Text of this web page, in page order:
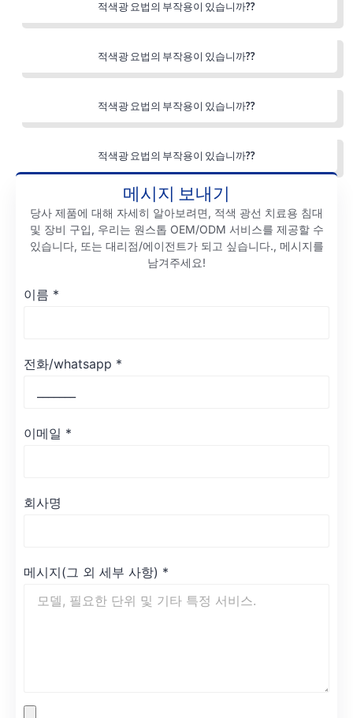
적색광 요법의 부작용이 있습니까??
적색광 요법의 부작용이 있습니까??
적색광 요법의 부작용이 있습니까??
적색광 요법의 부작용이 있습니까??
메시지 보내기
당사 제품에 대해 자세히 알아보려면, 적색 광선 치료용 침대
및 장비 구입, 우리는 원스톱 OEM/ODM 서비스를 제공할 수
있습니다, 또는 대리점/에이전트가 되고 싶습니다., 메시지를
남겨주세요!
이름 *
전화/whatsapp *
이메일 *
회사명
메시지(그 외 세부 사항) *